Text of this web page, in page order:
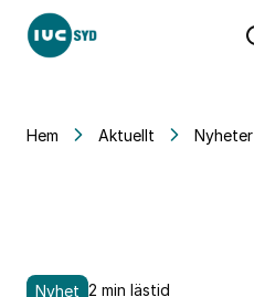
Hem Aktuellt Nyheter
Nyhet 2 min lästid